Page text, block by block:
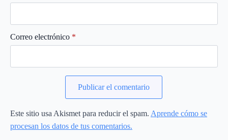
Correo electrónico *
Este sitio usa Akismet para reducir el spam. Aprende cómo se
procesan los datos de tus comentarios.